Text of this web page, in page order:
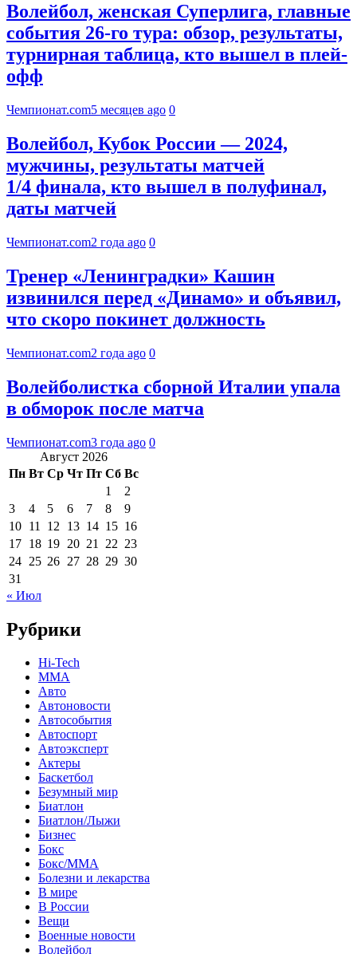
Волейбол, женская Суперлига, главные
события 26-го тура: обзор, результаты,
турнирная таблица, кто вышел в плей-
офф
Чемпионат.com5 месяцев ago 0
Волейбол, Кубок России — 2024,
мужчины, результаты матчей
1/4 финала, кто вышел в полуфинал,
даты матчей
Чемпионат.com2 года ago 0
Тренер «Ленинградки» Кашин
извинился перед «Динамо» и объявил,
что скоро покинет должность
Чемпионат.com2 года ago 0
Волейболистка сборной Италии упала
в обморок после матча
Чемпионат.com3 года ago 0
Август 2026
Пн Вт Ср Чт Пт Сб Вс
1
2
3
4 5 6 7 8
9
10 11 12 13 14 15 16
17 18 19 20 21 22 23
24 25 26 27 28 29 30
31
« Июл
Рубрики
Hi-Tech
MMA
Авто
Автоновости
Автособытия
Автоспорт
Автоэксперт
Актеры
Баскетбол
Безумный мир
Биатлон
Биатлон/Лыжи
Бизнес
Бокс
Бокс/MMA
Болезни и лекарства
В мире
В России
Вещи
Военные новости
Волейбол